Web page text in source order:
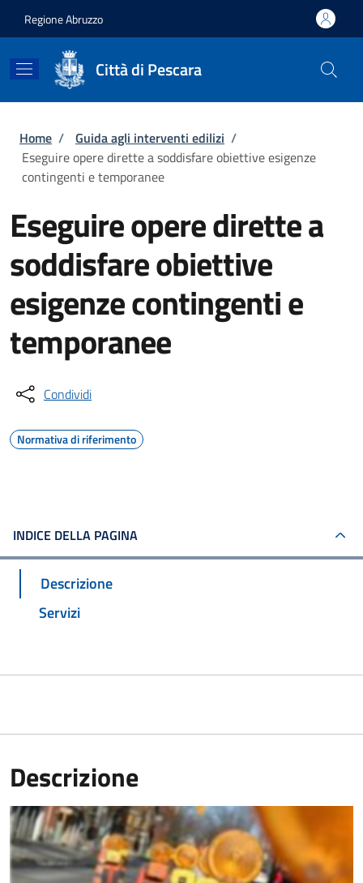
Regione Abruzzo
Città di Pescara
Briciole di pane
Home / Guida agli interventi edilizi /
Eseguire opere dirette a soddisfare obiettive esigenze
contingenti e temporanee
Eseguire opere dirette a
soddisfare obiettive
esigenze contingenti e
temporanee
Condividi
Normativa di riferimento
INDICE DELLA PAGINA
Descrizione
Servizi
Descrizione